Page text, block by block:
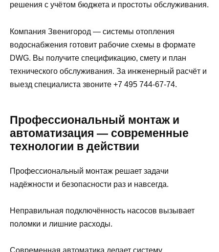
решения с учётом бюджета и простоты обслуживания.
Компания Звенигород — системы отопления
водоснабжения готовит рабочие схемы в формате
DWG. Вы получите спецификацию, смету и план
технического обслуживания. За инженерный расчёт и
выезд специалиста звоните +7 495 744-67-74.
Профессиональный монтаж и
автоматизация — современные
технологии в действии
Профессиональный монтаж решает задачи
надёжности и безопасности раз и навсегда.
Неправильная подключённость насосов вызывает
поломки и лишние расходы.
Современная автоматика делает систему